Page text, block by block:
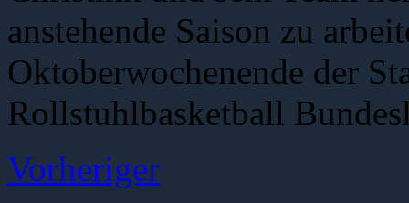
anstehende Saison zu
Oktoberwochenende der
Rollstuhlbasketball
Vorheriger